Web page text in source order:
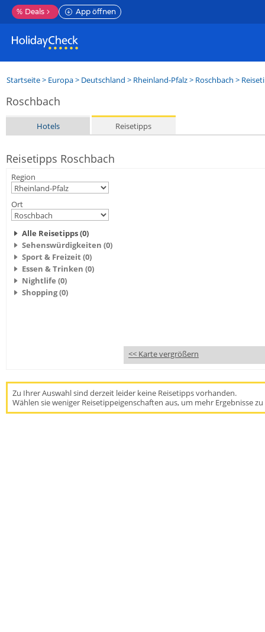
% Deals App öffnen
Startseite> Europa> Deutschland > Rheinland-Pfalz> Roschbach >
Roschbach
Hotels Reisetipps
Reisetipps Roschbach
Region
Ort
Alle Reisetipps (0)
Sehenswürdigkeiten (0)
Sport & Freizeit (0)
Essen & Trinken (0)
Nightlife (0)
Shopping (0)
<< Karte vergrößern
Zu Ihrer Auswahl sind derzeit leider keine Reisetipps vorhanden.
Wählen sie weniger Reisetippeigenschaften aus, um mehr Ergebnisse